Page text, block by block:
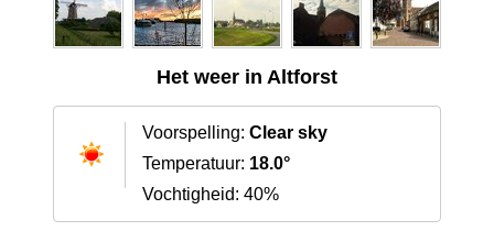
Het weer in Altforst
Voorspelling: Clear sky
Temperatuur: 18.0°
Vochtigheid: 40%